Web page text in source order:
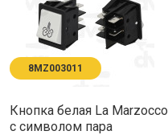
8MZ003011
Кнопка белая La Marzocco
с символом пара